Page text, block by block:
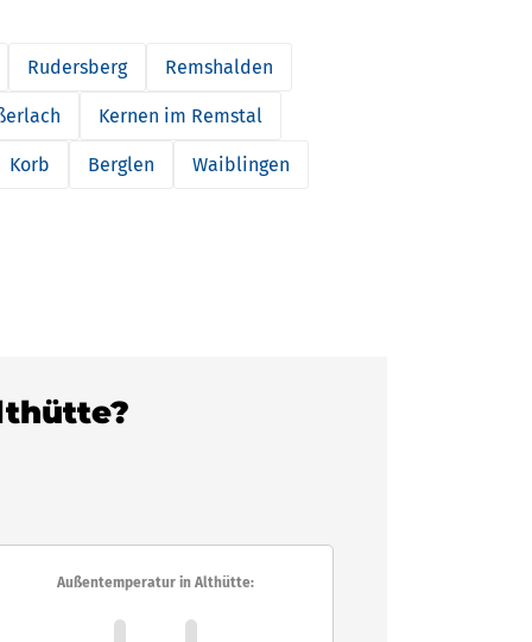
Rudersberg Remshalden
Kernen im Remstal
Korb Berglen Waiblingen
Außentemperatur in Althütte: